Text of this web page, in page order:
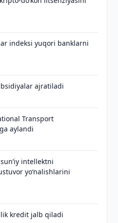
indeksi yuqori banklarni
ajratiladi
Transport
aylandi
intellektni
yoʻnalishlarini
kredit jalb qiladi